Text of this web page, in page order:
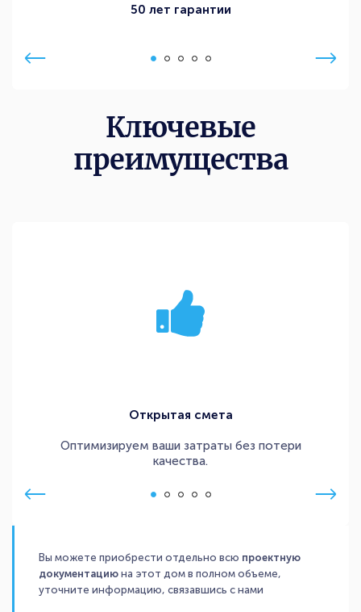
50 лет гарантии
Ключевые
преимущества
Открытая смета
Оптимизируем ваши затраты без потери
качества.
Вы можете приобрести отдельно всю проектную
документацию на этот дом в полном объеме,
уточните информацию, связавшись с нами